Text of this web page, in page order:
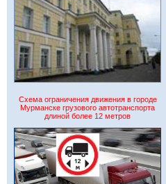
Схема ограничения движения в городе
Мурманске грузового автотранспорта
длиной более 12 метров